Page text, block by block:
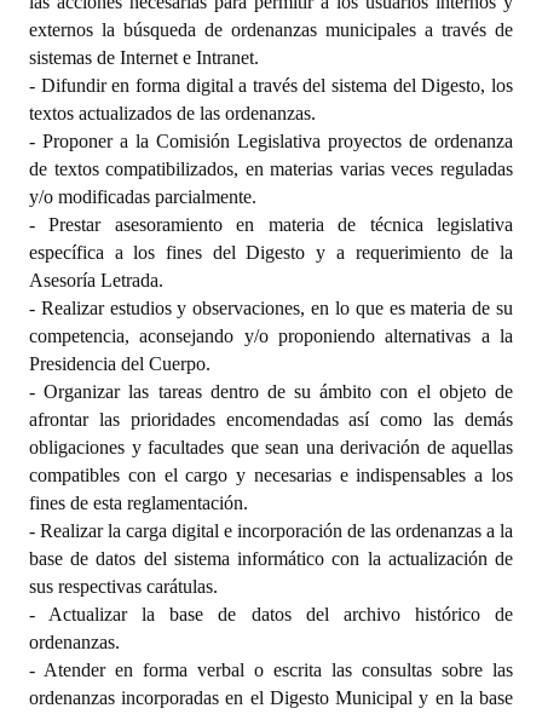
externos la búsqueda de ordenanzas municipales a través de
sistemas de Internet e Intranet.
- Difundir en forma digital a través del sistema del Digesto, los
textos actualizados de las ordenanzas.
- Proponer a la Comisión Legislativa proyectos de ordenanza
de textos compatibilizados, en materias varias veces reguladas
y/o modificadas parcialmente.
- Prestar asesoramiento en materia de técnica legislativa
específica a los fines del Digesto y a requerimiento de la
Asesoría Letrada.
- Realizar estudios y observaciones, en lo que es materia de su
competencia, aconsejando y/o proponiendo alternativas a la
Presidencia del Cuerpo.
- Organizar las tareas dentro de su ámbito con el objeto de
afrontar las prioridades encomendadas así como las demás
obligaciones y facultades que sean una derivación de aquellas
compatibles con el cargo y necesarias e indispensables a los
fines de esta reglamentación.
- Realizar la carga digital e incorporación de las ordenanzas a la
base de datos del sistema informático con la actualización de
sus respectivas carátulas.
- Actualizar la base de datos del archivo histórico de
ordenanzas.
- Atender en forma verbal o escrita las consultas sobre las
ordenanzas incorporadas en el Digesto Municipal y en la base